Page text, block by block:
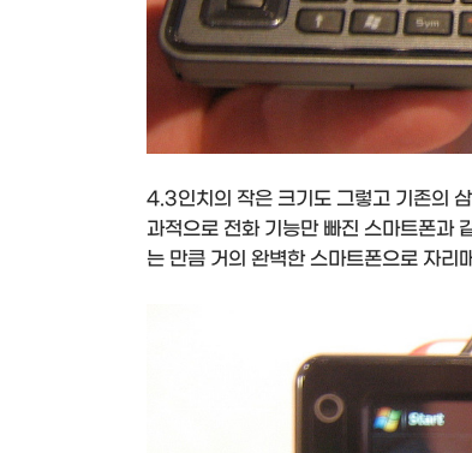
4.3인치의 작은 크기도 그렇고 기존의
과적으로 전화 기능만 빠진 스마트폰과
는 만큼 거의 완벽한 스마트폰으로 자리